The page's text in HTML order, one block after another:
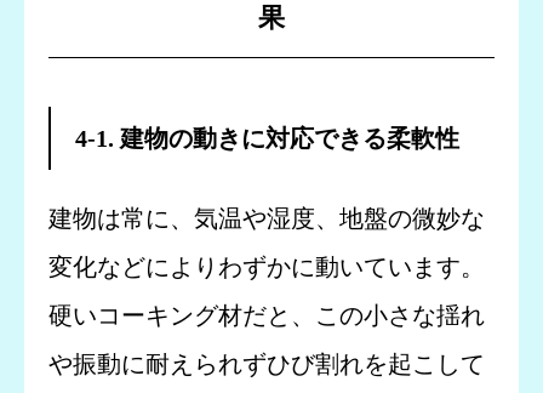
果
4-1. 建物の動きに対応できる柔軟性
建物は常に、気温や湿度、地盤の微妙な
変化などによりわずかに動いています。
硬いコーキング材だと、この小さな揺れ
や振動に耐えられずひび割れを起こして